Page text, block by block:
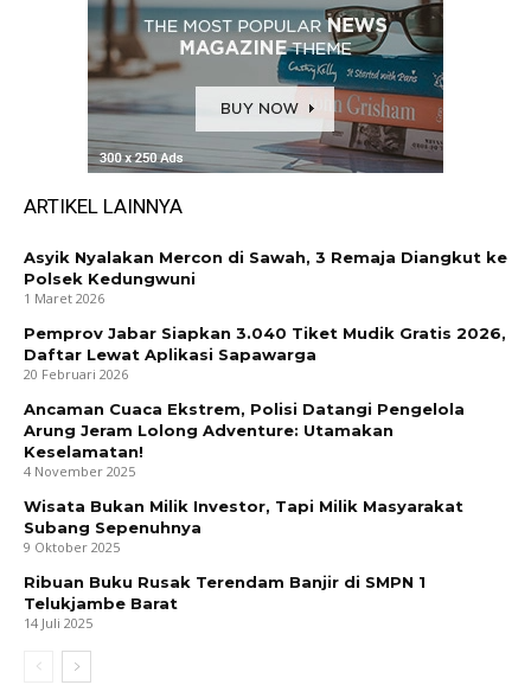
ARTIKEL LAINNYA
Asyik Nyalakan Mercon di Sawah, 3 Remaja Diangkut ke
Polsek Kedungwuni
1 Maret 2026
Pemprov Jabar Siapkan 3.040 Tiket Mudik Gratis 2026,
Daftar Lewat Aplikasi Sapawarga
20 Februari 2026
Ancaman Cuaca Ekstrem, Polisi Datangi Pengelola
Arung Jeram Lolong Adventure: Utamakan
Keselamatan!
4 November 2025
Wisata Bukan Milik Investor, Tapi Milik Masyarakat
Subang Sepenuhnya
9 Oktober 2025
Ribuan Buku Rusak Terendam Banjir di SMPN 1
Telukjambe Barat
14 Juli 2025